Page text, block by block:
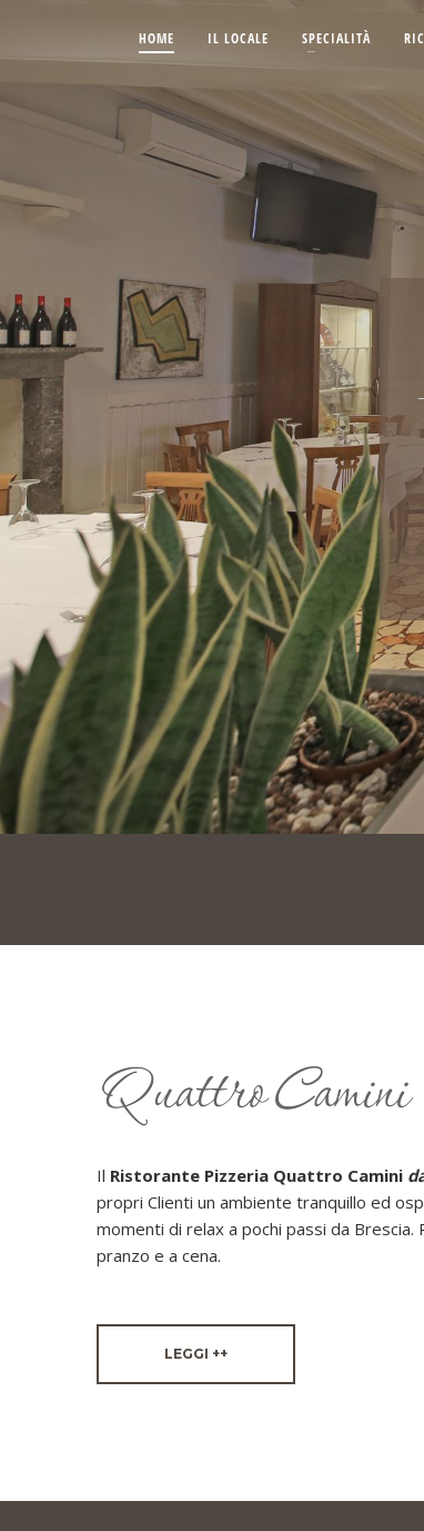
HOME IL LOCALE SPECIALITÀ
Il Ristorante Pizzeria Quattro Camini
propri Clienti un ambiente tranquillo ed
momenti di relax a pochi passi da Brescia.
pranzo e a cena.
LEGGI ++